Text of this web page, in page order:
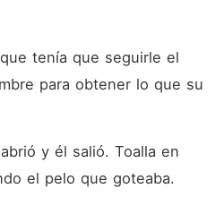
tenía que seguirle el
para obtener lo que su
y él salió. Toalla en
el pelo que goteaba.